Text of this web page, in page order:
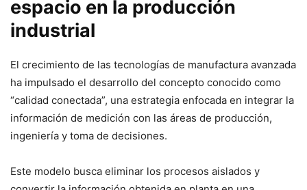
espacio en la producción
industrial
El crecimiento de las tecnologías de manufactura avanzada
ha impulsado el desarrollo del concepto conocido como
“calidad conectada”, una estrategia enfocada en integrar la
información de medición con las áreas de producción,
ingeniería y toma de decisiones.
Este modelo busca eliminar los procesos aislados y